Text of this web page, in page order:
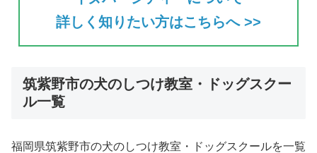
詳しく知りたい方はこちらへ >>
筑紫野市の犬のしつけ教室・ドッグスクー
ル一覧
福岡県筑紫野市の犬のしつけ教室・ドッグスクールを一覧